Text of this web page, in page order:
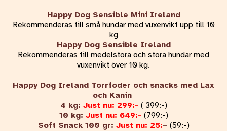
Happy Dog Sensible Mini Ireland
Rekommenderas till små hundar med vuxenvikt upp till 10
kg
Happy Dog Sensible Ireland
Rekommenderas till medelstora och stora hundar med
vuxenvikt över 10 kg.
Happy Dog Ireland Torrfoder och snacks med Lax
och Kanin
4 kg: Just nu: 299:- ( 399:-)
10 kg: Just nu: 649:- (799:-)
Soft Snack 100 gr: Just nu: 25:– (59:-)